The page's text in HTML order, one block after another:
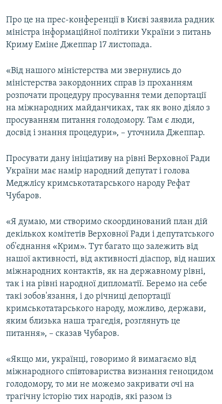
Про це на прес-конференції в Києві заявила радник
міністра інформаційної політики України з питань
Криму Еміне Джеппар 17 листопада.
«Від нашого міністерства ми звернулись до
міністерства закордонних справ із проханням
розпочати процедуру просування теми депортації
на міжнародних майданчиках, так як воно діяло з
просуванням питання голодомору. Там є люди,
досвід і знання процедури», – уточнила Джеппар.
Просувати дану ініціативу на рівні Верховної Ради
України має намір народний депутат і голова
Меджлісу кримськотатарського народу Рефат
Чубаров.
«Я думаю, ми створимо скоординований план дій
декількох комітетів Верховної Ради і депутатського
об'єднання «Крим». Тут багато що залежить від
нашої активності, від активності діаспор, від наших
міжнародних контактів, як на державному рівні,
так і на рівні народної дипломатії. Беремо на себе
такі зобов'язання, і до річниці депортації
кримськотатарського народу, можливо, держави,
яким близька наша трагедія, розглянуть це
питання», – сказав Чубаров.
«Якщо ми, українці, говоримо й вимагаємо від
міжнародного співтовариства визнання геноцидом
голодомору, то ми не можемо закривати очі на
трагічну історію тих народів, які разом із